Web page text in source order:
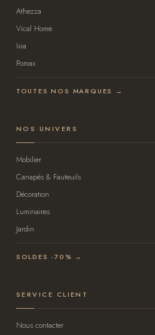
Athezza
Vical Home
Ixia
Pomax
TOUTES NOS MARQUES →
NOS UNIVERS
Mobilier
Canapés & Fauteuils
Décoration
Luminaires
Jardin
SOLDES -70% →
SERVICE CLIENT
Nous contacter